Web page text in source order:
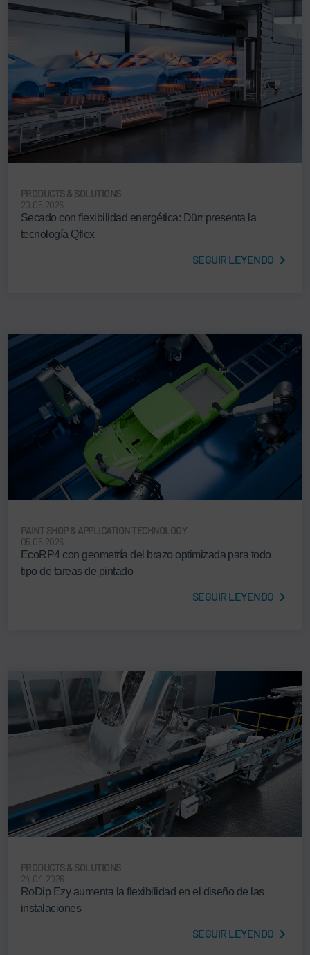
PRODUCTS & SOLUTIONS
20.05.2026
Secado con flexibilidad energética: Dürr presenta la
tecnología Qflex
SEGUIR LEYENDO
PAINT SHOP & APPLICATION TECHNOLOGY
05.05.2026
EcoRP4 con geometría del brazo optimizada para todo
tipo de tareas de pintado
SEGUIR LEYENDO
PRODUCTS & SOLUTIONS
24.04.2026
RoDip Ezy aumenta la flexibilidad en el diseño de las
instalaciones
SEGUIR LEYENDO